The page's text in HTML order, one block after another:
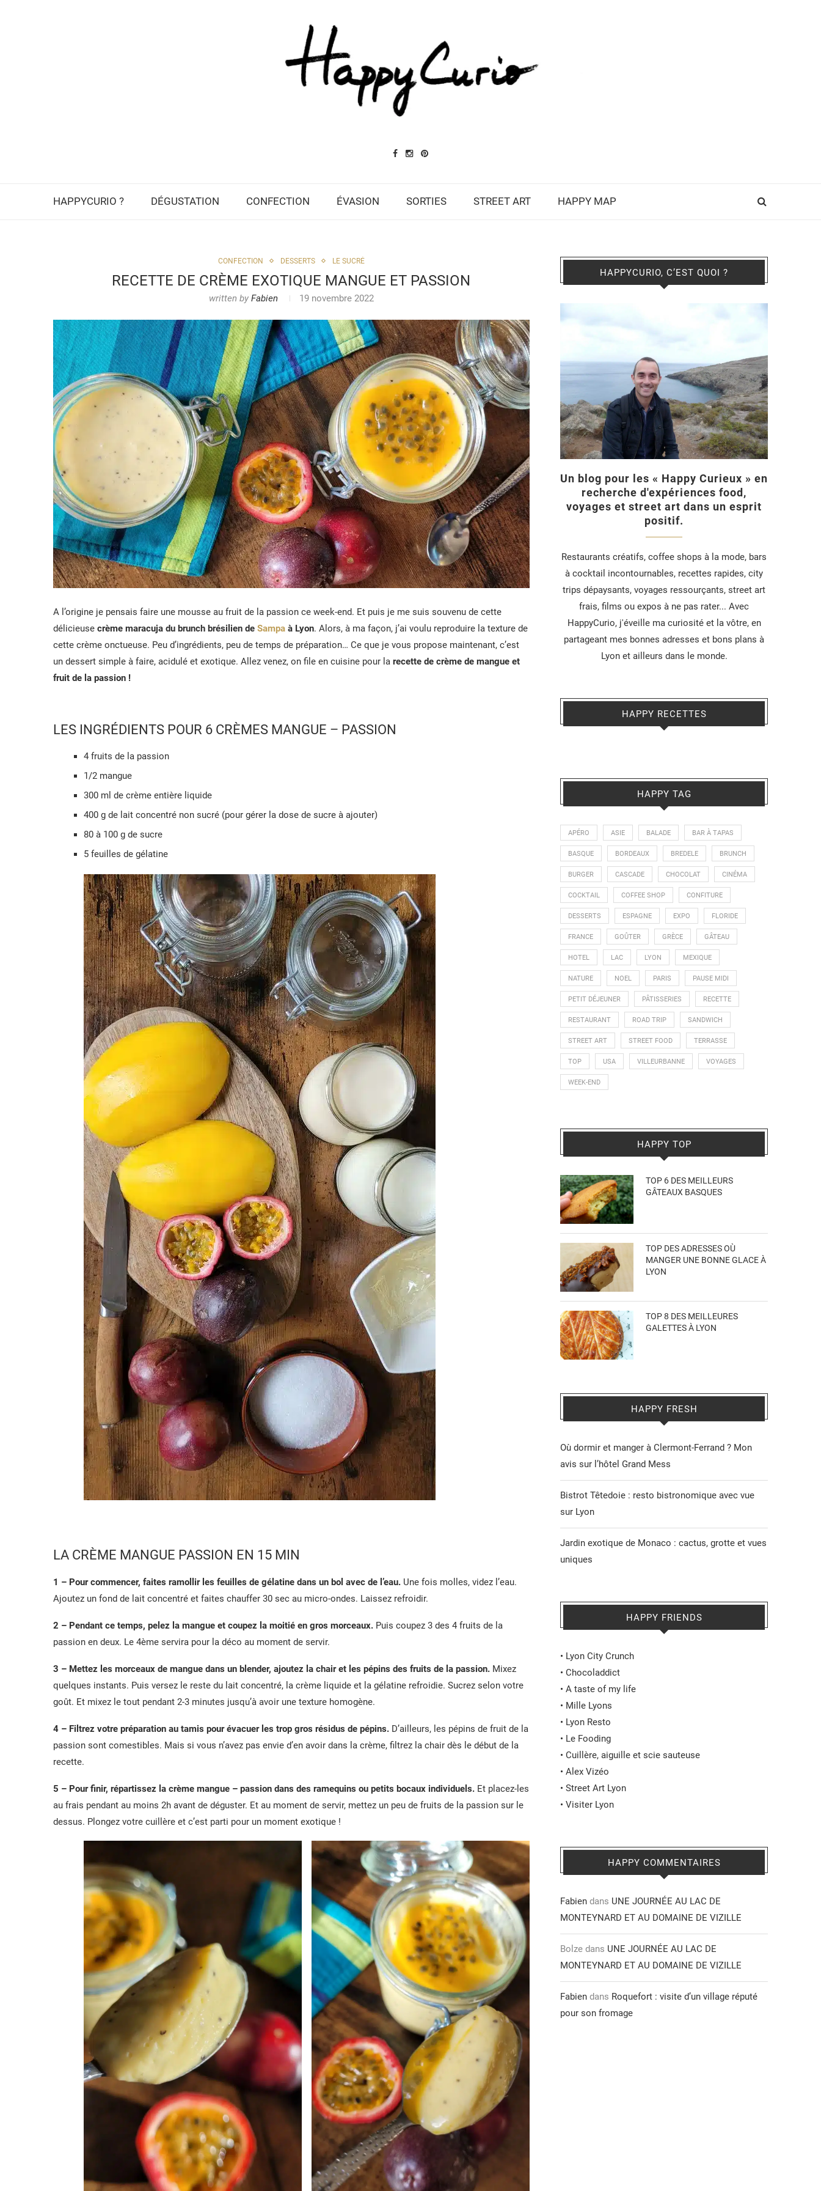
HAPPYCURIO ? DÉGUSTATION CONFECTION ÉVASION SORTIES STREET ART HAPPY MAP
CONFECTION DESSERTS LE SUCRÉ
RECETTE DE CRÈME EXOTIQUE MANGUE ET PASSION
written by Fabien 19 novembre 2022
A l’origine je pensais faire une mousse au fruit de la passion ce week-end. Et puis je me suis souvenu de cette
délicieuse crème maracuja du brunch brésilien de Sampa à Lyon. Alors, à ma façon, j’ai voulu reproduire la texture de
cette crème onctueuse. Peu d’ingrédients, peu de temps de préparation… Ce que je vous propose maintenant, c’est
un dessert simple à faire, acidulé et exotique. Allez venez, on file en cuisine pour la recette de crème de mangue et
fruit de la passion !
LES INGRÉDIENTS POUR 6 CRÈMES MANGUE – PASSION
4 fruits de la passion
1/2 mangue
300 ml de crème entière liquide
400 g de lait concentré non sucré (pour gérer la dose de sucre à ajouter)
80 à 100 g de sucre
5 feuilles de gélatine
LA CRÈME MANGUE PASSION EN 15 MIN
1 – Pour commencer, faites ramollir les feuilles de gélatine dans un bol avec de l’eau. Une fois molles, videz l’eau.
Ajoutez un fond de lait concentré et faites chauffer 30 sec au micro-ondes. Laissez refroidir.
2 – Pendant ce temps, pelez la mangue et coupez la moitié en gros morceaux. Puis coupez 3 des 4 fruits de la
passion en deux. Le 4ème servira pour la déco au moment de servir.
3 – Mettez les morceaux de mangue dans un blender, ajoutez la chair et les pépins des fruits de la passion. Mixez
quelques instants. Puis versez le reste du lait concentré, la crème liquide et la gélatine refroidie. Sucrez selon votre
goût. Et mixez le tout pendant 2-3 minutes jusqu’à avoir une texture homogène.
4 – Filtrez votre préparation au tamis pour évacuer les trop gros résidus de pépins. D’ailleurs, les pépins de fruit de la
passion sont comestibles. Mais si vous n’avez pas envie d’en avoir dans la crème, filtrez la chair dès le début de la
recette.
5 – Pour finir, répartissez la crème mangue – passion dans des ramequins ou petits bocaux individuels. Et placez-les
au frais pendant au moins 2h avant de déguster. Et au moment de servir, mettez un peu de fruits de la passion sur le
dessus. Plongez votre cuillère et c’est parti pour un moment exotique !
HAPPYCURIO, C’EST QUOI ?
Un blog pour les « Happy Curieux » en
recherche d'expériences food,
voyages et street art dans un esprit
positif.
Restaurants créatifs, coffee shops à la mode, bars
à cocktail incontournables, recettes rapides, city
trips dépaysants, voyages ressourçants, street art
frais, films ou expos à ne pas rater... Avec
HappyCurio, j'éveille ma curiosité et la vôtre, en
partageant mes bonnes adresses et bons plans à
Lyon et ailleurs dans le monde.
HAPPY RECETTES
HAPPY TAG
APÉRO ASIE BALADE BAR À TAPAS
BASQUE BORDEAUX BREDELE BRUNCH
BURGER CASCADE CHOCOLAT CINÉMA
COCKTAIL COFFEE SHOP CONFITURE
DESSERTS ESPAGNE EXPO FLORIDE
FRANCE GOÛTER GRÈCE GÂTEAU
HOTEL LAC LYON MEXIQUE
NATURE NOEL PARIS PAUSE MIDI
PETIT DÉJEUNER PÂTISSERIES RECETTE
RESTAURANT ROAD TRIP SANDWICH
STREET ART STREET FOOD TERRASSE
TOP USA VILLEURBANNE VOYAGES
WEEK-END
HAPPY TOP
TOP 6 DES MEILLEURS
GÂTEAUX BASQUES
TOP DES ADRESSES OÙ
MANGER UNE BONNE GLACE À
LYON
TOP 8 DES MEILLEURES
GALETTES À LYON
HAPPY FRESH
Où dormir et manger à Clermont-Ferrand ? Mon
avis sur l’hôtel Grand Mess
Bistrot Têtedoie : resto bistronomique avec vue
sur Lyon
Jardin exotique de Monaco : cactus, grotte et vues
uniques
HAPPY FRIENDS
• Lyon City Crunch
• Chocoladdict
• A taste of my life
• Mille Lyons
• Lyon Resto
• Le Fooding
• Cuillère, aiguille et scie sauteuse
• Alex Vizéo
• Street Art Lyon
• Visiter Lyon
HAPPY COMMENTAIRES
Fabien dans UNE JOURNÉE AU LAC DE
MONTEYNARD ET AU DOMAINE DE VIZILLE
Bolze dans UNE JOURNÉE AU LAC DE
MONTEYNARD ET AU DOMAINE DE VIZILLE
Fabien dans Roquefort : visite d’un village réputé
pour son fromage